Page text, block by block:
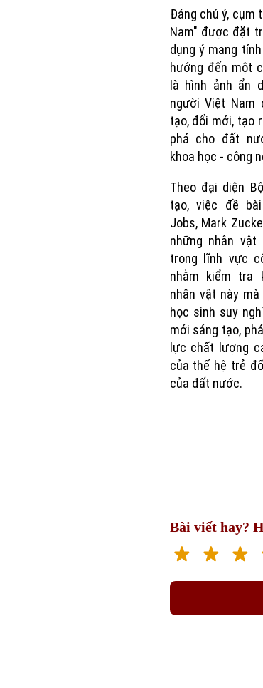
Đáng chú ý, cụm
Nam" được đặt
dụng ý mang
hướng đến một
là hình ảnh ẩn
người Việt Nam
tạo, đổi mới, tạo
phá cho đất
khoa học - công
Theo đại diện
tạo, việc đề
Jobs, Mark
những nhân
trong lĩnh vực
nhằm kiểm tra
nhân vật này
học sinh suy
mới sáng tạo,
lực chất lượng
của thế hệ trẻ
của đất nước.
Bài viết hay?